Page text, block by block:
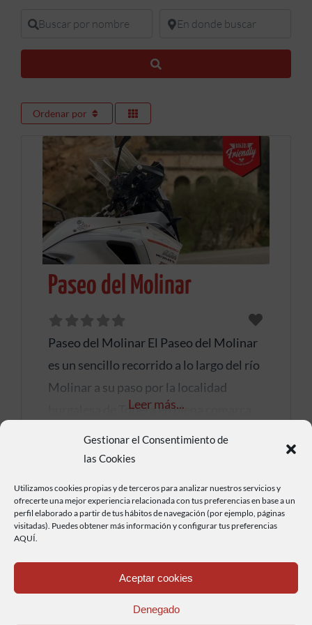
Gestionar el Consentimiento de
las Cookies
Utilizamos cookies propias y de terceros para analizar nuestros servicios y
ofrecerte una mejor experiencia relacionada con tus preferencias en base a un
perfil elaborado a partir de tus hábitos de navegación (por ejemplo, páginas
visitadas). Puedes obtener más información y configurar tus preferencias
AQUÍ.
Aceptar cookies
Denegado
Buscar por nombre En donde buscar
Ordenar por
Paseo del Molinar
Paseo del Molinar El Paseo del Molinar
es un sencillo recorrido a lo largo del río
Molinar a su paso por la localidad
burgalesa de Tobera en plena comarca
en el que se puede ver como el río se ve
senda ideal para recorrer con niños,
habilitada con
Leer más...
Puente natural de